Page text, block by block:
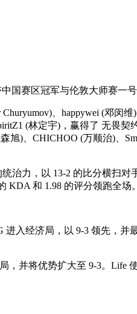
国赛区冠军与伦敦大师赛一
、happywei (邓闵维
(林定宇)，赢得了 无畏
旭)、CHICHOO (万顺治)、
治力，以 13-2 的比分横扫
KDA 和 1.98 的评分领跑全场。
入经济局，以 9-3 领先，并
并将优势扩大至 9-3。Life